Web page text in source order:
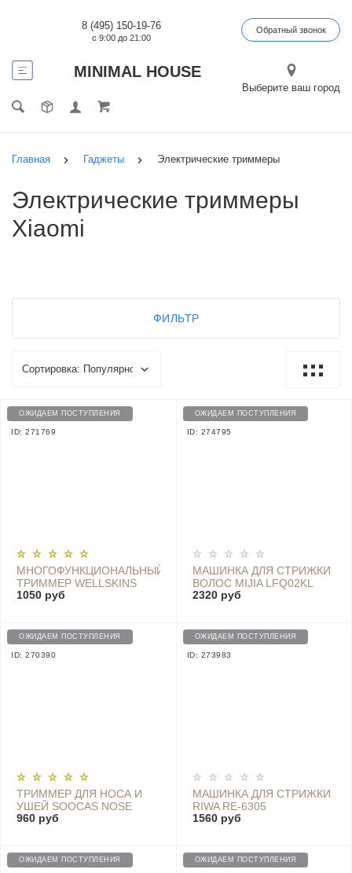
MINIMAL HOUSE
8 (495) 150-19-76
с 9:00 до 21:00
Обратный звонок
Выберите ваш город
Главная Гаджеты Электрические триммеры
Электрические триммеры
Xiaomi
ФИЛЬТР
ОЖИДАЕМ ПОСТУПЛЕНИЯ
ID: 271769
МНОГОФУНКЦИОНАЛЬНЫЙ
ТРИММЕР WELLSKINS
WX-TM01
1050 руб
ОЖИДАЕМ ПОСТУПЛЕНИЯ
ID: 274795
МАШИНКА ДЛЯ СТРИЖКИ
ВОЛОС MIJIA LFQ02KL
BLACK
2320 руб
ОЖИДАЕМ ПОСТУПЛЕНИЯ
ID: 270390
ТРИММЕР ДЛЯ НОСА И
УШЕЙ SOOCAS NOSE
HAIR TRIMMER - N1
960 руб
ОЖИДАЕМ ПОСТУПЛЕНИЯ
ID: 273983
МАШИНКА ДЛЯ СТРИЖКИ
RIWA RE-6305
1560 руб
ОЖИДАЕМ ПОСТУПЛЕНИЯ ОЖИДАЕМ ПОСТУПЛЕНИЯ